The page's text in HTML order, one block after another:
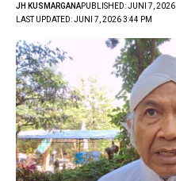
LAST UPDATED: JUNI 7, 2026 3:44 PM
JH KUSMARGANAPUBLISHED: JUNI 7, 2026